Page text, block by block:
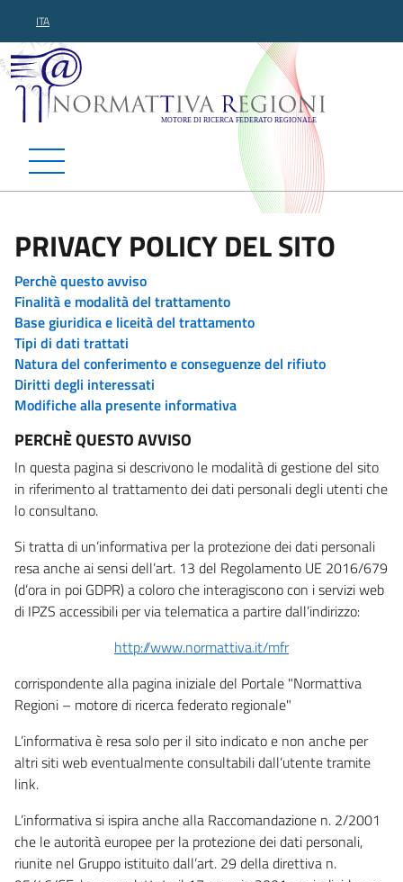
ITA
Normattiva Regioni -
PRIVACY POLICY DEL SITO
Perchè questo avviso
Finalità e modalità del trattamento
Base giuridica e liceità del trattamento
Tipi di dati trattati
Natura del conferimento e conseguenze del rifiuto
Diritti degli interessati
Modifiche alla presente informativa
PERCHÈ QUESTO AVVISO
In questa pagina si descrivono le modalità di gestione del sito
in riferimento al trattamento dei dati personali degli utenti che
lo consultano.
Si tratta di un’informativa per la protezione dei dati personali
resa anche ai sensi dell’art. 13 del Regolamento UE 2016/679
(d’ora in poi GDPR) a coloro che interagiscono con i servizi web
di IPZS accessibili per via telematica a partire dall’indirizzo:
http://www.normattiva.it/mfr
corrispondente alla pagina iniziale del Portale "Normattiva
Regioni – motore di ricerca federato regionale"
L’informativa è resa solo per il sito indicato e non anche per
altri siti web eventualmente consultabili dall’utente tramite
link.
L’informativa si ispira anche alla Raccomandazione n. 2/2001
che le autorità europee per la protezione dei dati personali,
riunite nel Gruppo istituito dall’art. 29 della direttiva n.